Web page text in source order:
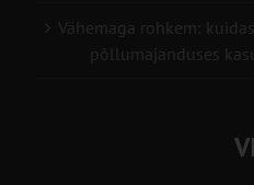
Vähemaga rohkem:
põllumajanduses